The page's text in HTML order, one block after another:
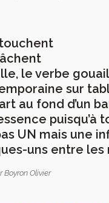
le verbe
sur
au fond d’un
puisqu’à
UN mais une
uns entre les
Olivier